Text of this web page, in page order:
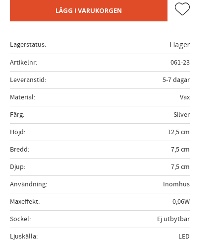
LÄGG I VARUKORGEN Lägg till i
Lagerstatus
I lager
Artikelnr
061-23
Leveranstid
5-7 dagar
Material
Vax
Färg
Silver
Höjd
12,5 cm
Bredd
7,5 cm
Djup
7,5 cm
Användning
Inomhus
Maxeffekt
0,06W
Sockel
Ej utbytbar
Ljuskälla
LED